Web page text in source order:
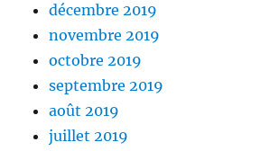
décembre 2019
novembre 2019
octobre 2019
septembre 2019
août 2019
juillet 2019